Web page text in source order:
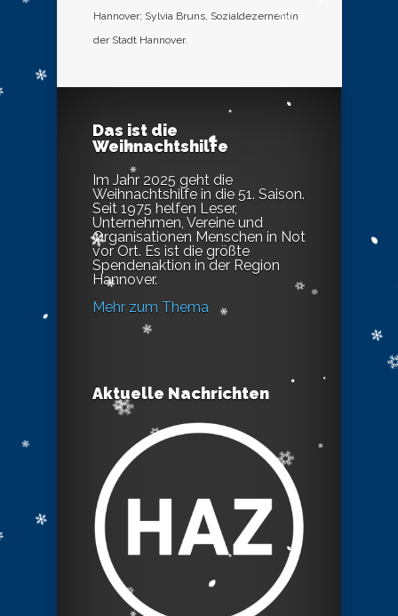
Hannover; Sylvia Bruns, Sozialdezernentin
der Stadt Hannover.
Das ist die
Weihnachtshilfe
Im Jahr 2025 geht die
Weihnachtshilfe in die 51. Saison.
Seit 1975 helfen Leser,
Unternehmen, Vereine und
Organisationen Menschen in Not
vor Ort. Es ist die größte
Spendenaktion in der Region
Hannover.
Mehr zum Thema
Aktuelle Nachrichten